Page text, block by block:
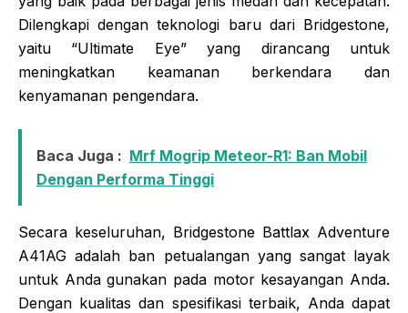
Dilengkapi dengan teknologi baru dari Bridgestone,
yaitu “Ultimate Eye” yang dirancang untuk
meningkatkan keamanan berkendara dan
kenyamanan pengendara.
Baca Juga : Mrf Mogrip Meteor-R1: Ban Mobil
Dengan Performa Tinggi
Secara keseluruhan, Bridgestone Battlax Adventure
A41AG adalah ban petualangan yang sangat layak
untuk Anda gunakan pada motor kesayangan Anda.
Dengan kualitas dan spesifikasi terbaik, Anda dapat